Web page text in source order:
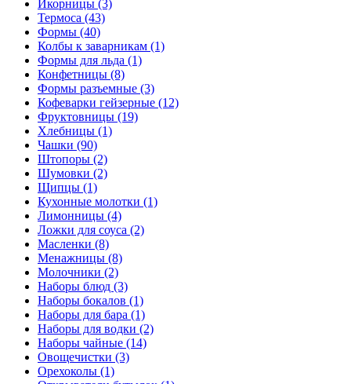
Икорницы (3)
Термоса (43)
Формы (40)
Колбы к заварникам (1)
Формы для льда (1)
Конфетницы (8)
Формы разъемные (3)
Кофеварки гейзерные (12)
Фруктовницы (19)
Хлебницы (1)
Чашки (90)
Штопоры (2)
Шумовки (2)
Щипцы (1)
Кухонные молотки (1)
Лимонницы (4)
Ложки для соуса (2)
Масленки (8)
Менажницы (8)
Молочники (2)
Наборы блюд (3)
Наборы бокалов (1)
Наборы для бара (1)
Наборы для водки (2)
Наборы чайные (14)
Овощечистки (3)
Орехоколы (1)